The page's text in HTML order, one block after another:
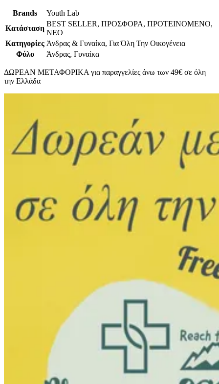
Brands
Youth Lab
Κατάσταση
BEST SELLER, ΠΡΟΣΦΟΡΑ, ΠΡΟΤΕΙΝΟΜΕΝΟ,
ΝΕΟ
Κατηγορίες Άνδρας & Γυναίκα, Για Όλη Την Οικογένεια
Φύλο
Άνδρας, Γυναίκα
ΔΩΡΕΑΝ ΜΕΤΑΦΟΡΙΚΑ για παραγγελίες άνω των 49€ σε όλη
την Ελλάδα